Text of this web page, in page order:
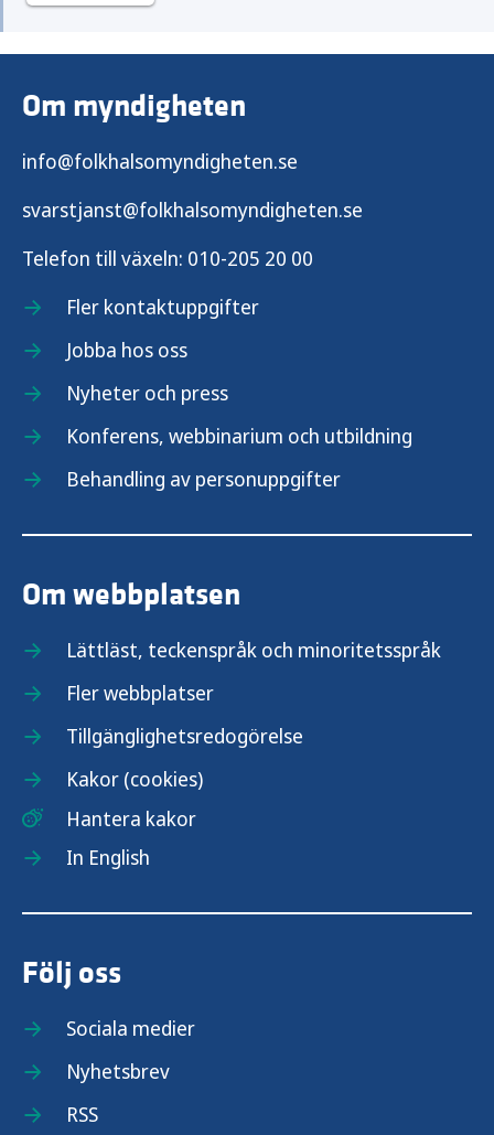
Om myndigheten
info@folkhalsomyndigheten.se
svarstjanst@folkhalsomyndigheten.se
Telefon till växeln: 010-205 20 00
Fler kontaktuppgifter
Jobba hos oss
Nyheter och press
Konferens, webbinarium och utbildning
Behandling av personuppgifter
Om webbplatsen
Lättläst, teckenspråk och minoritetsspråk
Fler webbplatser
Tillgänglighetsredogörelse
Kakor (cookies)
Hantera kakor
In English
Följ oss
Sociala medier
Nyhetsbrev
RSS